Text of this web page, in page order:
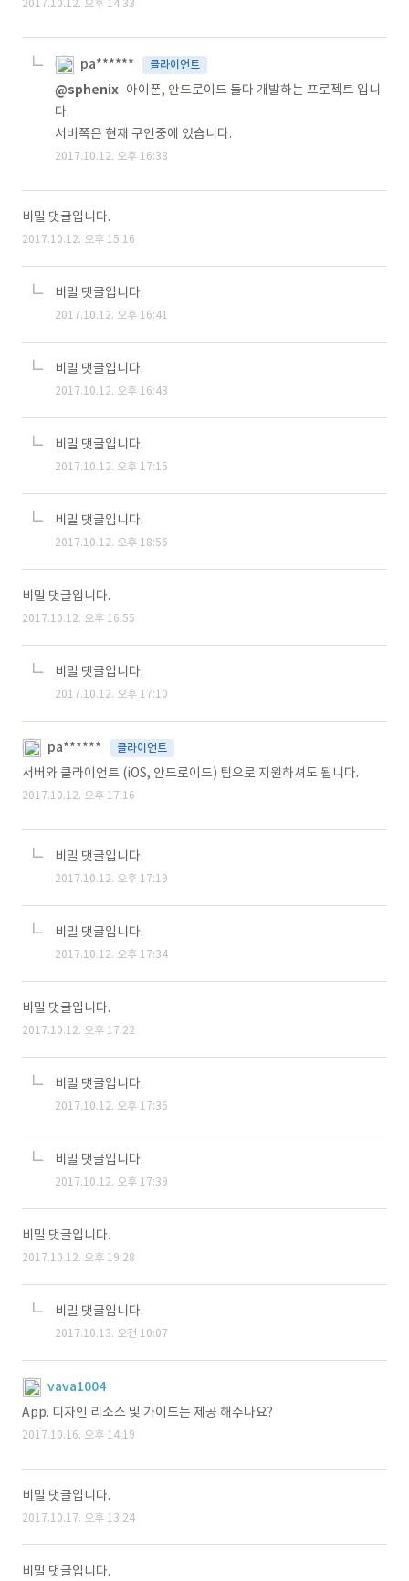
2017.10.12. 오후 14:33
pa****** 클라이언트
@sphenix 아이폰, 안드로이드 둘다 개발하는 프로젝트 입니
다.
서버쪽은 현재 구인중에 있습니다.
2017.10.12. 오후 16:38
비밀 댓글입니다.
2017.10.12. 오후 15:16
비밀 댓글입니다.
2017.10.12. 오후 16:41
비밀 댓글입니다.
2017.10.12. 오후 16:43
비밀 댓글입니다.
2017.10.12. 오후 17:15
비밀 댓글입니다.
2017.10.12. 오후 18:56
비밀 댓글입니다.
2017.10.12. 오후 16:55
비밀 댓글입니다.
2017.10.12. 오후 17:10
pa****** 클라이언트
서버와 클라이언트 (iOS, 안드로이드) 팀으로 지원하셔도 됩니다.
2017.10.12. 오후 17:16
비밀 댓글입니다.
2017.10.12. 오후 17:19
비밀 댓글입니다.
2017.10.12. 오후 17:34
비밀 댓글입니다.
2017.10.12. 오후 17:22
비밀 댓글입니다.
2017.10.12. 오후 17:36
비밀 댓글입니다.
2017.10.12. 오후 17:39
비밀 댓글입니다.
2017.10.12. 오후 19:28
비밀 댓글입니다.
2017.10.13. 오전 10:07
vava1004
App. 디자인 리소스 및 가이드는 제공 해주나요?
2017.10.16. 오후 14:19
비밀 댓글입니다.
2017.10.17. 오후 13:24
비밀 댓글입니다.